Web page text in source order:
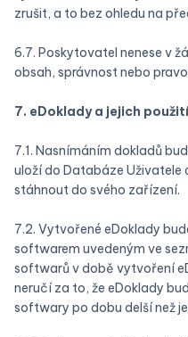
zrušit, a to bez ohledu na
6.7. Poskytovatel nenese v
obsah, správnost nebo
7. eDoklady a jejich
7.1. Nasnímáním dokladů
uloží do Databáze Uživatele
stáhnout do svého zařízení.
7.2. Vytvořené eDoklady
softwarem uvedeným ve
softwarů v době vytvoření
neručí za to, že eDoklady
softwary po dobu delší než